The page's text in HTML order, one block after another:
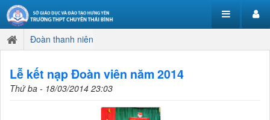
Đoàn thanh niên
Lễ kết nạp Đoàn viên năm 2014
Thứ ba - 18/03/2014 23:03